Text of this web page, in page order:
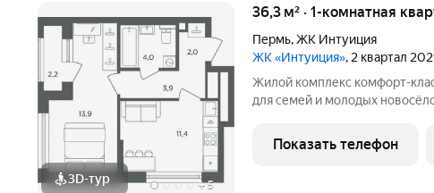
3D-тур +5
36,3 м² · 1-комнатная
Пермь,ЖК Интуиция
ЖК «Интуиция», 2 квартал
Жилой комплекс комфорт-класса
для семей и молодых
Беляева - Одоевского. Новый
в сложившуюся
Показать телефон